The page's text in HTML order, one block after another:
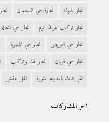
نجار بتبوك
نجارة حي السحمان
نجار تركيب غرف نوم
نجار حي
نجار حي العريض
نجار حي الهجرة
نجار حي قربان
نجار فك وتركيب
نقل اثاث بالمدينة المنورة
نقل عفش
اخر المشاركات